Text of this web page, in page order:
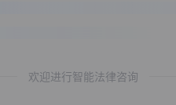
欢迎进行智能法律咨询